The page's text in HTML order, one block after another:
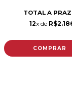
TOTAL A
12x de